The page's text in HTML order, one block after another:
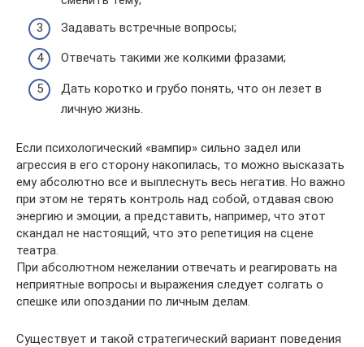
Задавать встречные вопросы;
Отвечать такими же колкими фразами;
Дать коротко и грубо понять, что он лезет в
личную жизнь.
Если психологический «вампир» сильно задел или
агрессия в его сторону накопилась, то можно высказать
ему абсолютно все и выплеснуть весь негатив. Но важно
при этом не терять контроль над собой, отдавая свою
энергию и эмоции, а представить, например, что этот
скандал не настоящий, что это репетиция на сцене
театра.
При абсолютном нежелании отвечать и реагировать на
неприятные вопросы и выражения следует солгать о
спешке или опоздании по личным делам.
Существует и такой стратегический вариант поведения